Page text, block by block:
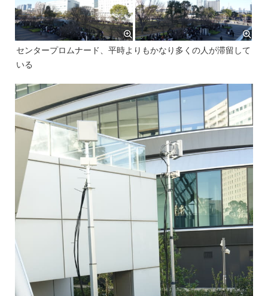
センタープロムナード、平時よりもかなり多くの人が滞留して
いる